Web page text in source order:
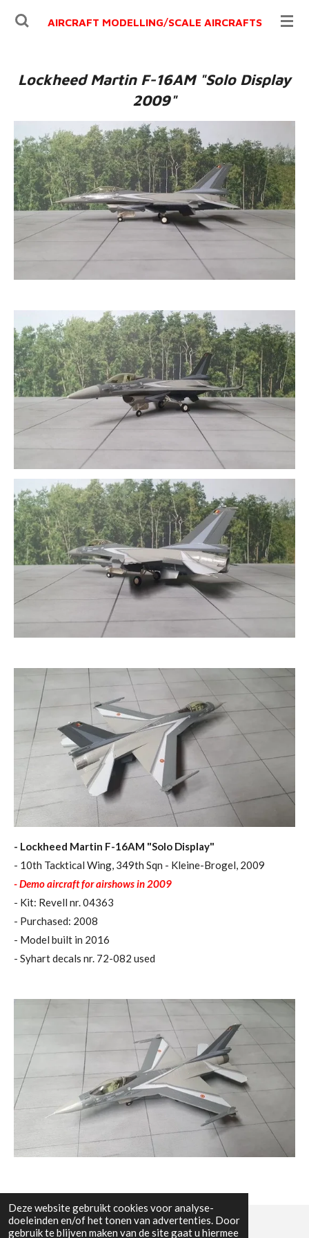
Deze website gebruikt cookies voor analyse-
doeleinden en/of het tonen van advertenties. Door
gebruik te blijven maken van de site gaat u hiermee
Ga
AIRCRAFT MODELLING/SCALE AIRCRAFTS
Lockheed Martin F-16AM "Solo Display
2009"
- Lockheed Martin F-16AM "Solo Display"
- 10th Tacktical Wing, 349th Sqn - Kleine-Brogel, 2009
- Demo aircraft for airshows in 2009
- Kit: Revell nr. 04363
- Purchased: 2008
- Model built in 2016
- Syhart decals nr. 72-082 used